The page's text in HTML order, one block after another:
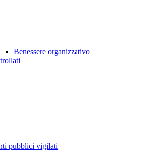
Benessere organizzativo
pubblici vigilati